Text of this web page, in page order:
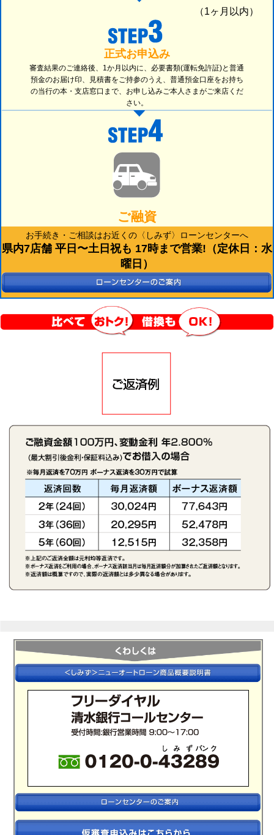
（1ヶ月以内）
正式お申込み
審査結果のご連絡後、1か月以内に、必要書類(運転免許証)と普通
預金のお届け印、見積書をご持参のうえ、普通預金口座をお持ち
の当行の本・支店窓口まで、お申し込みご本人さまがご来店くだ
さい。
ご融資
お手続き・ご相談はお近くの〈しみず〉ローンセンターへ
県内7店舗 平日〜土日祝も 17時まで営業!（定休日：水
曜日）